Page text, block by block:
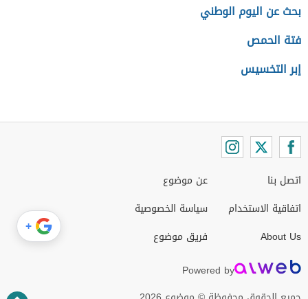
بحث عن اليوم الوطني
فتة الحمص
إبر التخسيس
اتصل بنا
اتفاقية الاستخدام
About Us
عن موضوع
سياسة الخصوصية
فريق موضوع
Powered by
+